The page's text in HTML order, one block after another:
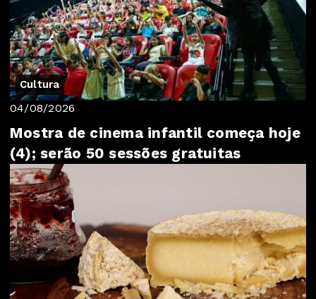
Cultura
04/08/2026
Mostra de cinema infantil começa hoje
(4); serão 50 sessões gratuitas